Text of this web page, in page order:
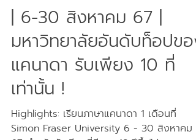
Simon Fraser University
| 6-30 สิงหาคม 67 |
มหาวิทยาลัยอันดับท็อปของ
แคนาดา รับเพียง 10 ที่
เท่านั้น !